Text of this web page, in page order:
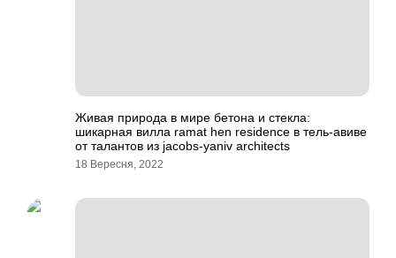
Живая природа в мире бетона и стекла:
шикарная вилла ramat hen residence в тель-авиве
от талантов из jacobs-yaniv architects
18 Вересня, 2022